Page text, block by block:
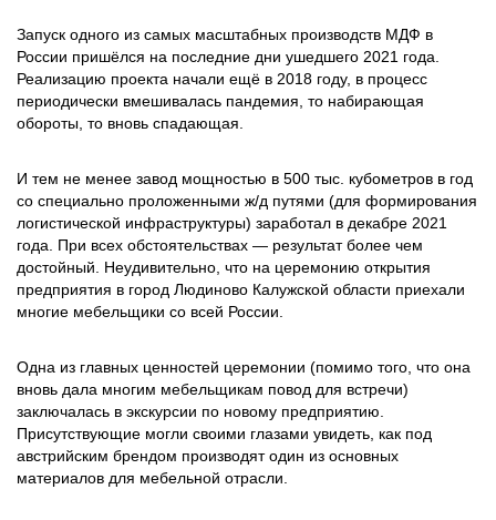
Запуск одного из самых масштабных производств МДФ в
России пришёлся на последние дни ушедшего 2021 года.
Реализацию проекта начали ещё в 2018 году, в процесс
периодически вмешивалась пандемия, то набирающая
обороты, то вновь спадающая.
И тем не менее завод мощностью в 500 тыс. кубометров в год
со специально проложенными ж/д путями (для формирования
логистической инфраструктуры) заработал в декабре 2021
года. При всех обстоятельствах — результат более чем
достойный. Неудивительно, что на церемонию открытия
предприятия в город Людиново Калужской области приехали
многие мебельщики со всей России.
Одна из главных ценностей церемонии (помимо того, что она
вновь дала многим мебельщикам повод для встречи)
заключалась в экскурсии по новому предприятию.
Присутствующие могли своими глазами увидеть, как под
австрийским брендом производят один из основных
материалов для мебельной отрасли.